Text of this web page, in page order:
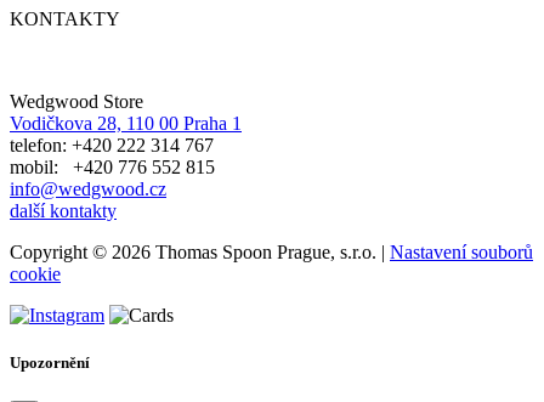
KONTAKTY
Wedgwood Store
Vodičkova 28, 110 00 Praha 1
telefon: +420 222 314 767
mobil: +420 776 552 815
info@wedgwood.cz
další kontakty
Copyright © 2026 Thomas Spoon Prague, s.r.o. | Nastavení souborů
cookie
Upozornění